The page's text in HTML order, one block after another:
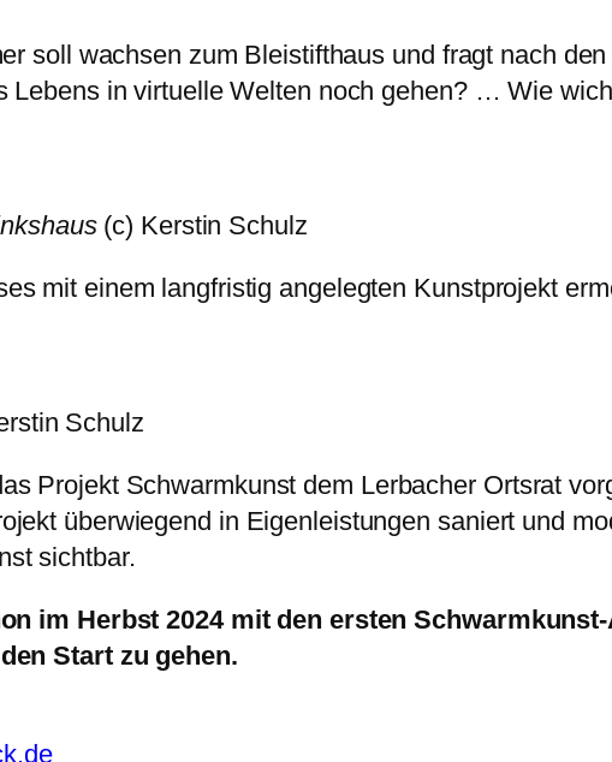
soll wachsen zum Bleistifthaus und fragt nach
Lebens in virtuelle Welten noch gehen? … Wie
(c) Kerstin Schulz
mit einem langfristig angelegten Kunstprojekt
Schulz
Projekt Schwarmkunst dem Lerbacher Ortsrat
überwiegend in Eigenleistungen saniert und
sichtbar.
im Herbst 2024 mit den ersten
Start zu gehen.